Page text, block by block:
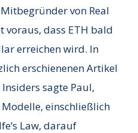
von Real
voraus, dass ETH bald
erreichen wird. In
erschienenen Artikel
sagte Paul,
Modelle, einschließlich
Law, darauf